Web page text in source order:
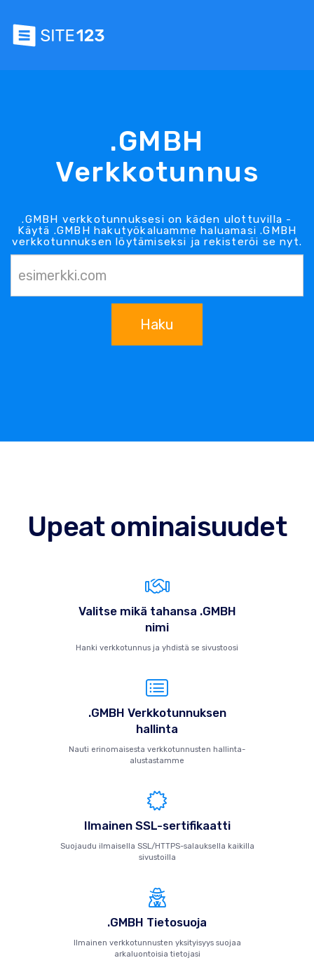
.GMBH
Verkkotunnus
.GMBH verkkotunnuksesi on käden ulottuvilla -
Käytä .GMBH hakutyökaluamme haluamasi .GMBH
verkkotunnuksen löytämiseksi ja rekisteröi se nyt.
Haku
Upeat ominaisuudet
Valitse mikä tahansa .GMBH
nimi
Hanki verkkotunnus ja yhdistä se sivustoosi
.GMBH Verkkotunnuksen
hallinta
Nauti erinomaisesta verkkotunnusten hallinta-
alustastamme
Ilmainen SSL-sertifikaatti
Suojaudu ilmaisella SSL/HTTPS-salauksella kaikilla
sivustoilla
.GMBH Tietosuoja
Ilmainen verkkotunnusten yksityisyys suojaa
arkaluontoisia tietojasi